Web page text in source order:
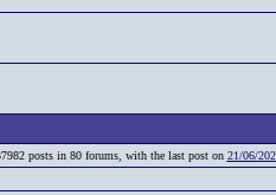
posts in 80 forums, with the last post on 21/06/